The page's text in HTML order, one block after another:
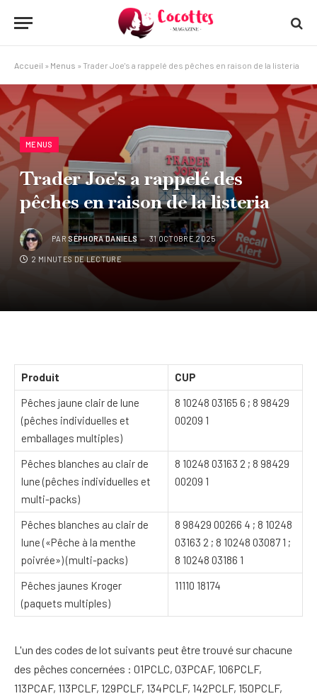
Accueil » Menus » Trader Joe's a rappelé des pêches en raison de la listeria
MENUS
Trader Joe's a rappelé des
pêches en raison de la listeria
PAR SÉPHORA DANIELS 31 OCTOBRE 2025
2 MINUTES DE LECTURE
Produit
CUP
Pêches jaune clair de lune
(pêches individuelles et
emballages multiples)
8 10248 03165 6 ; 8 98429
00209 1
Pêches blanches au clair de
lune (pêches individuelles et
multi-packs)
8 10248 03163 2 ; 8 98429
00209 1
Pêches blanches au clair de
lune («Pêche à la menthe
poivrée») (multi-packs)
8 98429 00266 4 ; 8 10248
03163 2 ; 8 10248 03087 1 ;
8 10248 03186 1
Pêches jaunes Kroger
(paquets multiples)
11110 18174
L'un des codes de lot suivants peut être trouvé sur chacune
des pêches concernées : 01PCLC, 03PCAF, 106PCLF,
113PCAF, 113PCLF, 129PCLF, 134PCLF, 142PCLF, 150PCLF,